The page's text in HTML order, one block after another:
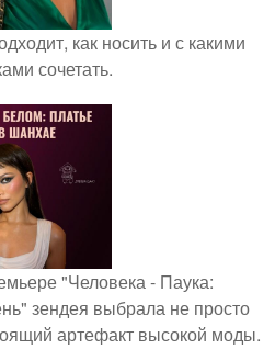
как носить и с какими
сочетать.
"Человека - Паука:
зендея выбрала не просто
артефакт высокой моды.